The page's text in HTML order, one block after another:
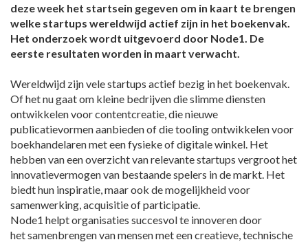
deze week het startsein gegeven om in kaart te brengen
welke startups wereldwijd actief zijn in het boekenvak.
Het onderzoek wordt uitgevoerd door Node1. De
eerste resultaten worden in maart verwacht.
Wereldwijd zijn vele startups actief bezig in het boekenvak.
Of het nu gaat om kleine bedrijven die slimme diensten
ontwikkelen voor contentcreatie, die nieuwe
publicatievormen aanbieden of die tooling ontwikkelen voor
boekhandelaren met een fysieke of digitale winkel. Het
hebben van een overzicht van relevante startups vergroot het
innovatievermogen van bestaande spelers in de markt. Het
biedt hun inspiratie, maar ook de mogelijkheid voor
samenwerking, acquisitie of participatie.
Node1 helpt organisaties succesvol te innoveren door
het samenbrengen van mensen met een creatieve, technische